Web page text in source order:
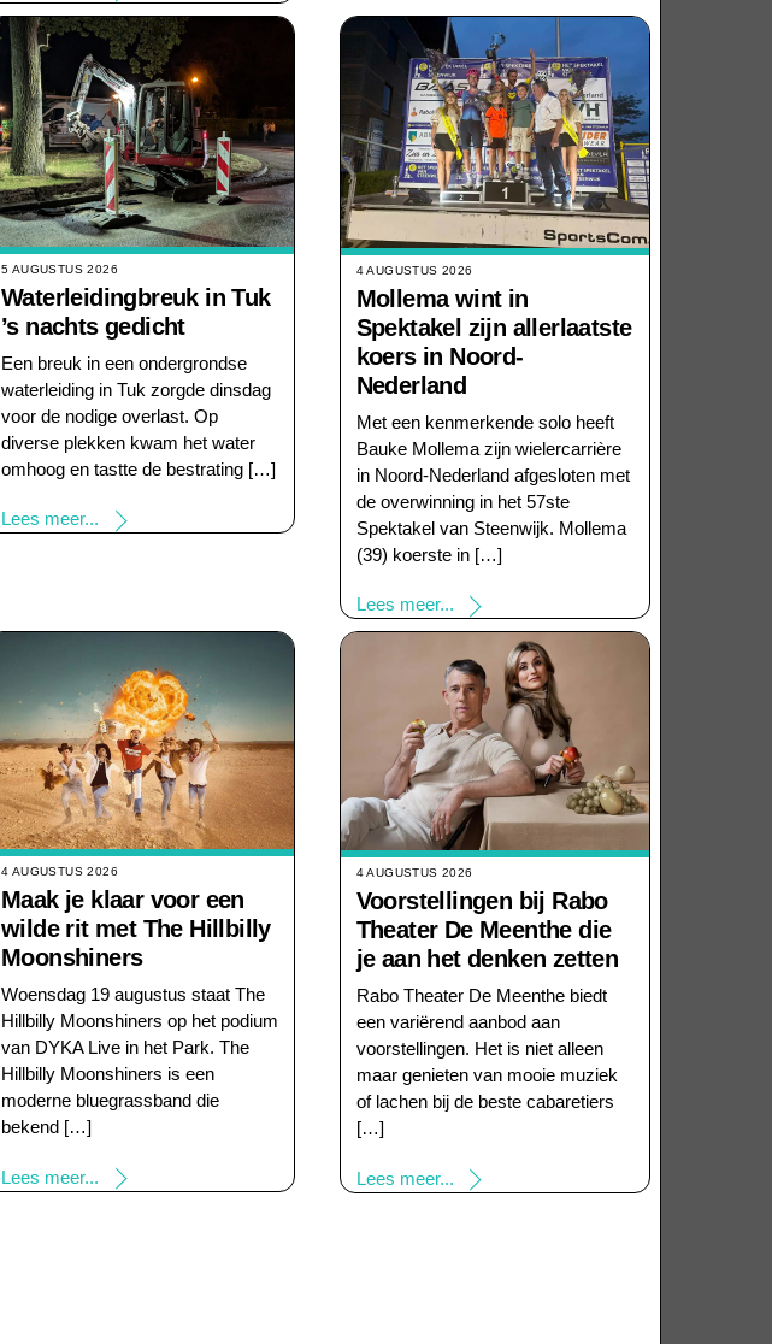
5 AUGUSTUS 2026
Waterleidingbreuk in Tuk
’s nachts gedicht
Een breuk in een ondergrondse
waterleiding in Tuk zorgde dinsdag
voor de nodige overlast. Op
diverse plekken kwam het water
omhoog en tastte de bestrating […]
Lees meer...
4 AUGUSTUS 2026
Mollema wint in
Spektakel zijn allerlaatste
koers in Noord-
Nederland
Met een kenmerkende solo heeft
Bauke Mollema zijn wielercarrière
in Noord-Nederland afgesloten met
de overwinning in het 57ste
Spektakel van Steenwijk. Mollema
(39) koerste in […]
Lees meer...
4 AUGUSTUS 2026
Maak je klaar voor een
wilde rit met The Hillbilly
Moonshiners
Woensdag 19 augustus staat The
Hillbilly Moonshiners op het podium
van DYKA Live in het Park. The
Hillbilly Moonshiners is een
moderne bluegrassband die
bekend […]
Lees meer...
4 AUGUSTUS 2026
Voorstellingen bij Rabo
Theater De Meenthe die
je aan het denken zetten
Rabo Theater De Meenthe biedt
een variërend aanbod aan
voorstellingen. Het is niet alleen
maar genieten van mooie muziek
of lachen bij de beste cabaretiers
[…]
Lees meer...